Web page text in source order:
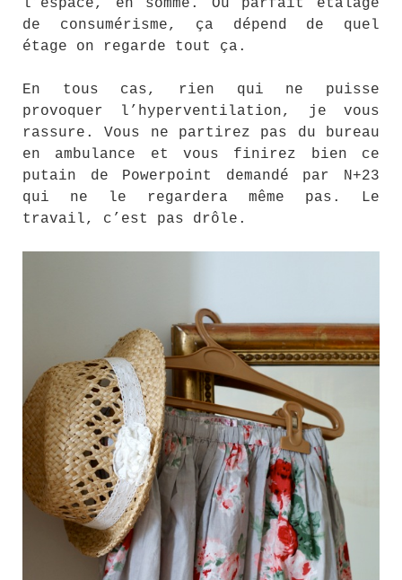
l’espace, en somme. Ou parfait étalage
de consumérisme, ça dépend de quel
étage on regarde tout ça.
En tous cas, rien qui ne puisse
provoquer l’hyperventilation, je vous
rassure. Vous ne partirez pas du bureau
en ambulance et vous finirez bien ce
putain de Powerpoint demandé par N+23
qui ne le regardera même pas. Le
travail, c’est pas drôle.